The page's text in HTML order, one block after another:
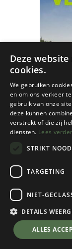
Lannoo
Vlaanderen
€27,99
💬 Stel je
Deze
cookies.
We gebruiken
en om ons verkeer
gebruik van onze
deze kunnen
verstrekt of die zij
diensten. Lees verder
STRIKT
TARGETING
NIET-
DETAILS
ALLES